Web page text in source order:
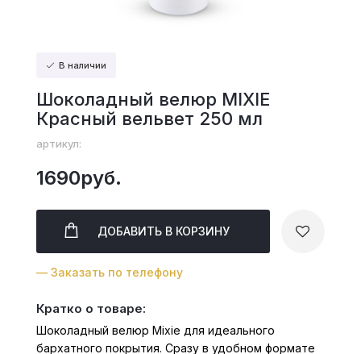
В наличии
Шоколадный велюр MIXIE
Красный вельвет 250 мл
артикул:
1690руб.
ДОБАВИТЬ В КОРЗИНУ
— Заказать по телефону
Кратко о товаре:
Шоколадный велюр Mixie для идеального
бархатного покрытия. Сразу в удобном формате